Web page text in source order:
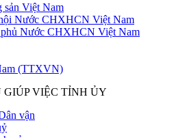
Việt Nam
Nước CHXHCN Việt Nam
Nước CHXHCN Việt Nam
(TTXVN)
VIỆC TỈNH ỦY
vận